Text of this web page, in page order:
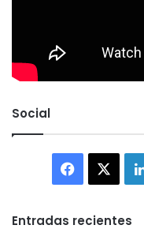
Social
Facebook
Entradas recientes